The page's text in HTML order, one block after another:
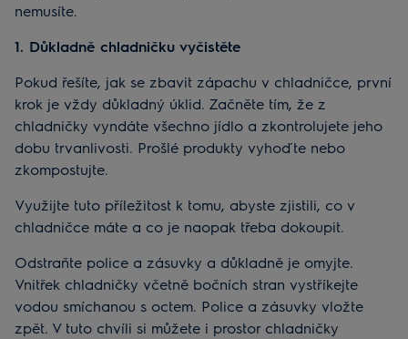
nemusíte.
1. Důkladně chladničku vyčistěte
Pokud řešíte, jak se zbavit zápachu v chladničce, první
krok je vždy důkladný úklid. Začněte tím, že z
chladničky vyndáte všechno jídlo a zkontrolujete jeho
dobu trvanlivosti. Prošlé produkty vyhoďte nebo
zkompostujte.
Využijte tuto příležitost k tomu, abyste zjistili, co v
chladničce máte a co je naopak třeba dokoupit.
Odstraňte police a zásuvky a důkladně je omyjte.
Vnitřek chladničky včetně bočních stran vystříkejte
vodou smíchanou s octem. Police a zásuvky vložte
zpět. V tuto chvíli si můžete i prostor chladničky